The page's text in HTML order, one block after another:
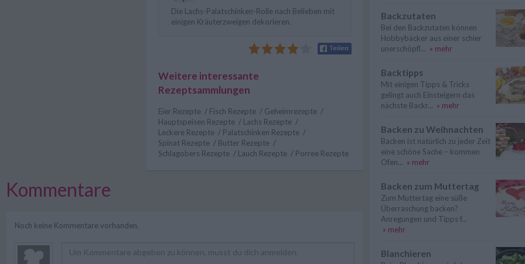
Die Lachs-Palatschinken-Rolle nach Belieben mit
einigen Kräuterzweigen dekorieren.
Weitere interessante
Rezeptsammlungen
Eier Rezepte / Fisch Rezepte / Geheimrezepte /
Hauptspeisen Rezepte / Lachs Rezepte /
Leckere Rezepte / Palatschinken Rezepte /
Spinat Rezepte / Butter Rezepte /
Schlagobers Rezepte / Lauch Rezepte / Porree Rezepte
Kommentare
Noch keine Kommentare vorhanden.
Backzutaten
Bei den Backzutaten können
Hobbybäcker aus einer schier
unerschöpfl... » mehr
Backtipps
Mit einigen Tipps & Tricks
gelingt auch Einsteigern das
nächste Backr... » mehr
Backen zu Weihnachten
Backen ist natürlich zu jeder Zeit
eine schöne Sache – kommen
Ofen... » mehr
Backen zum Muttertag
Zum Muttertag eine süße
Überraschung backen?
Anregungen und Tipps f...
» mehr
Blanchieren